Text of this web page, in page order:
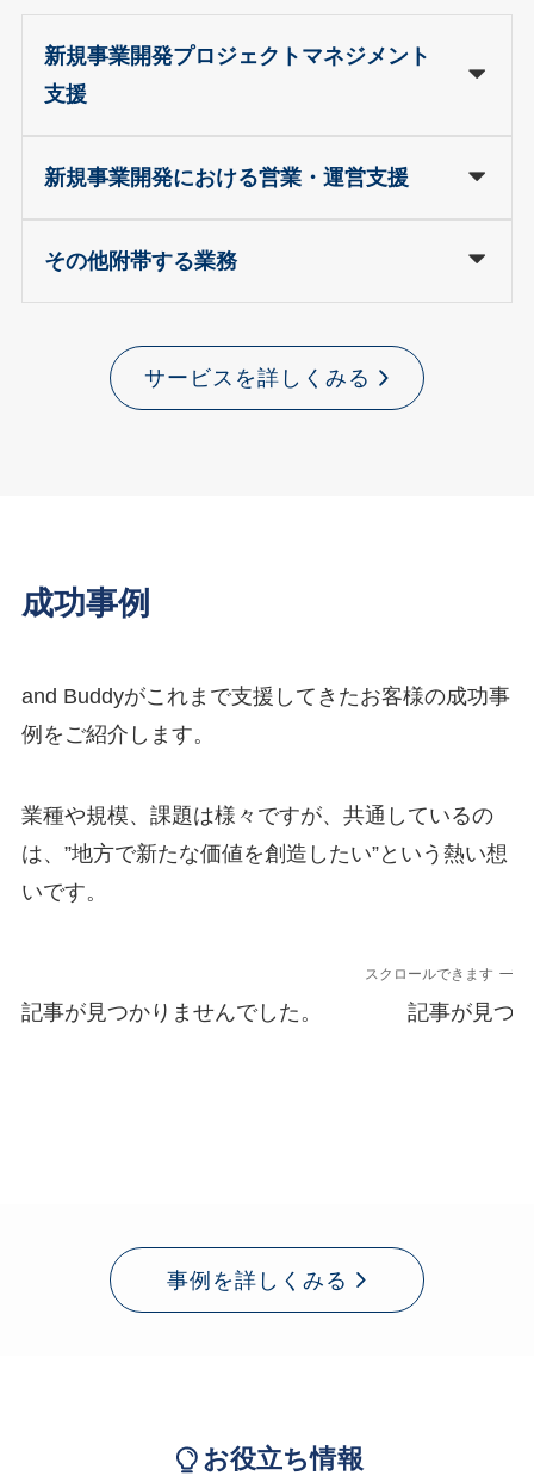
新規事業開発プロジェクトマネジメント
支援
新規事業開発における営業・運営支援
その他附帯する業務
サービスを詳しくみる
成功事例
and Buddyがこれまで支援してきたお客様の成功事
例をご紹介します。
業種や規模、課題は様々ですが、共通しているの
は、”地方で新たな価値を創造したい”という熱い想
いです。
スクロールできます
記事が見つかりませんでした。 記事が見つ
事例を詳しくみる
お役立ち情報